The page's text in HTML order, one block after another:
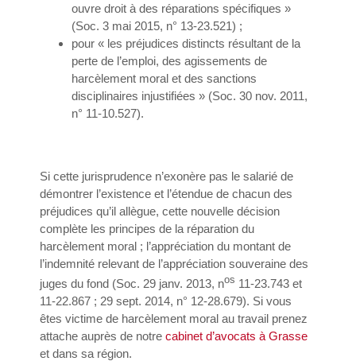
ouvre droit à des réparations spécifiques »
(Soc. 3 mai 2015, n° 13-23.521) ;
pour « les préjudices distincts résultant de la
perte de l’emploi, des agissements de
harcèlement moral et des sanctions
disciplinaires injustifiées » (Soc. 30 nov. 2011,
n° 11-10.527).
Si cette jurisprudence n’exonère pas le salarié de
démontrer l’existence et l’étendue de chacun des
préjudices qu’il allègue, cette nouvelle décision
complète les principes de la réparation du
harcèlement moral ; l’appréciation du montant de
l’indemnité relevant de l’appréciation souveraine des
juges du fond (Soc. 29 janv. 2013, nos 11-23.743 et
11-22.867 ; 29 sept. 2014, n° 12-28.679). Si vous
êtes victime de harcèlement moral au travail prenez
attache auprès de notre cabinet d’avocats à Grasse
et dans sa région.